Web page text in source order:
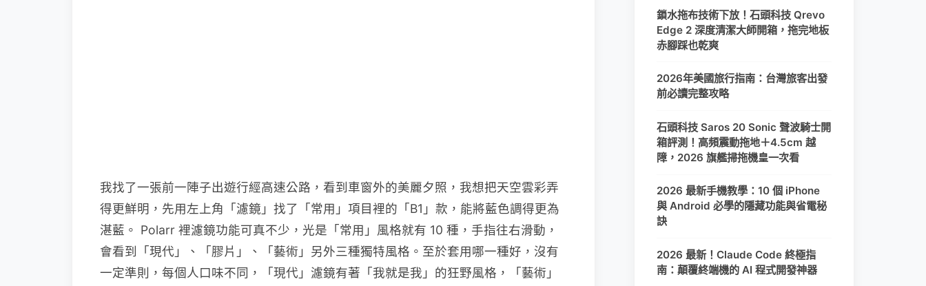
我找了一張前一陣子出遊行經高速公路，看到車窗外的美麗夕照，我想把天空雲彩弄
得更鮮明，先用左上角「濾鏡」找了「常用」項目裡的「B1」款，能將藍色調得更為
湛藍。 Polarr 裡濾鏡功能可真不少，光是「常用」風格就有 10 種，手指往右滑動，
會看到「現代」、「膠片」、「藝術」另外三種獨特風格。至於套用哪一種好，沒有
一定準則，每個人口味不同，「現代」濾鏡有著「我就是我」的狂野風格，「藝術」
鎖水拖布技術下放！石頭科技 Qrevo
Edge 2 深度清潔大師開箱，拖完地板
赤腳踩也乾爽
2026年美國旅行指南：台灣旅客出發
前必讀完整攻略
石頭科技 Saros 20 Sonic 聲波騎士開
箱評測！高頻震動拖地＋4.5cm 越
障，2026 旗艦掃拖機皇一次看
2026 最新手機教學：10 個 iPhone
與 Android 必學的隱藏功能與省電秘
訣
2026 最新！Claude Code 終極指
南：顛覆終端機的 AI 程式開發神器